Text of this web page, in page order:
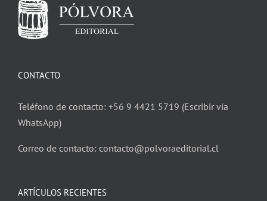
CONTACTO
Teléfono de contacto: +56 9 4421 5719 (Escribir vía
WhatsApp)
Correo de contacto: contacto@polvoraeditorial.cl
ARTÍCULOS RECIENTES